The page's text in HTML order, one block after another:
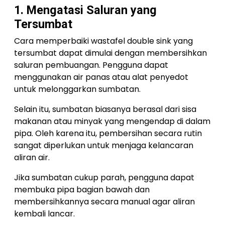
1. Mengatasi Saluran yang
Tersumbat
Cara memperbaiki wastafel double sink yang
tersumbat dapat dimulai dengan membersihkan
saluran pembuangan. Pengguna dapat
menggunakan air panas atau alat penyedot
untuk melonggarkan sumbatan.
Selain itu, sumbatan biasanya berasal dari sisa
makanan atau minyak yang mengendap di dalam
pipa. Oleh karena itu, pembersihan secara rutin
sangat diperlukan untuk menjaga kelancaran
aliran air.
Jika sumbatan cukup parah, pengguna dapat
membuka pipa bagian bawah dan
membersihkannya secara manual agar aliran
kembali lancar.